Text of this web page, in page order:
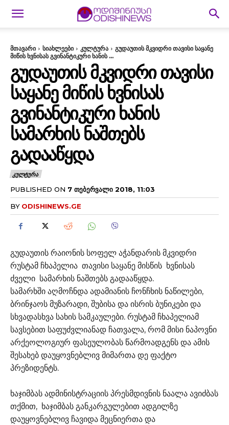
მთავარი სიახლეები კულტურა
გუდაუთის მკვიდრი თავისი საყანე
მიწის ხვნისას გვინანტიკური ხანის ...
ᲒᲣᲓᲐᲣᲗᲘᲡ ᲛᲙᲕᲘᲓᲠᲘ ᲗᲐᲕᲘᲡᲘ
ᲡᲐᲧᲐᲜᲔ ᲛᲘᲬᲘᲡ ᲮᲕᲜᲘᲡᲐᲡ
ᲒᲕᲘᲜᲐᲜᲢᲘᲙᲣᲠᲘ ᲮᲐᲜᲘᲡ
ᲡᲐᲛᲐᲠᲮᲘᲡ ᲜᲐᲨᲗᲔᲑᲡ
ᲒᲐᲓᲐᲐᲬᲧᲓᲐ
ᲙᲣᲚᲢᲣᲠᲐ
PUBLISHED ON 7 ᲗᲔᲑᲔᲠᲕᲐᲚᲘ 2018, 11:03
BY ODISHINEWS.GE
გუდაუთის რაიონის სოფელ აჭანდარის მკვიდრი
რუსტამ ჩხაპელია თავისი საყანე მისწის ხვნისას
ძველი სამარხის ნაშთებს გადააწყდა.
სამარხში აღმოჩნდა ადამიანის ჩონჩხის ნაწილები,
ბრინჯაოს მუზარადი, შუბისა და ისრის ბუნიკები და
სხვადასხვა სახის სამკაულები. რუსტამ ჩხაპელიამ
სავსებით საფუძვლიანად ჩათვალა, რომ მისი ნაპოვნი
არქეოლოგიურ ფასეულობას წარმოადგენს და ამის
შესახებ დაუყოვნებლივ მიმართა დე ფაქტო
პრეზიდენტს.
ხაჯიმბას ადმინისტრაციის პრესმდივნის ნაალა ავიძბას
თქმით, ხაჯიმბას განკარგულებით ადგილზე
დაუყოვნებლივ ჩავიდა მეცნიერთა და